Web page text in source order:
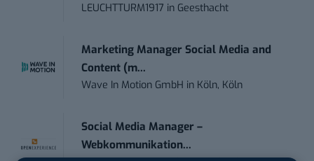
LEUCHTTURM1917 in Geesthacht
Marketing Manager Social Media and
Content (m...
Wave In Motion GmbH in Köln, Köln
Social Media Manager –
Webkommunikation...